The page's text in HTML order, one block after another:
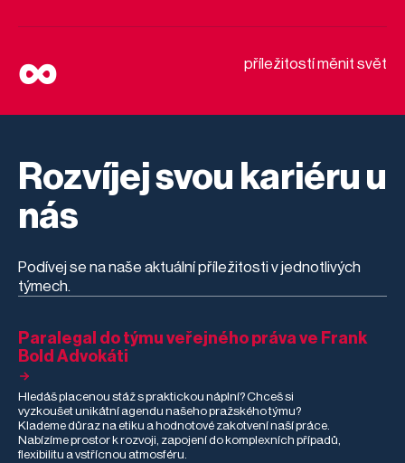
∞ příležitostí měnit svět
Rozvíjej svou kariéru u
nás
Podívej se na naše aktuální příležitosti v jednotlivých
týmech.
Paralegal do týmu veřejného práva ve Frank
Bold Advokáti
Hledáš placenou stáž s praktickou náplní? Chceš si
vyzkoušet unikátní agendu našeho pražského týmu?
Klademe důraz na etiku a hodnotové zakotvení naší práce.
Nabízíme prostor k rozvoji, zapojení do komplexních případů,
flexibilitu a vstřícnou atmosféru.